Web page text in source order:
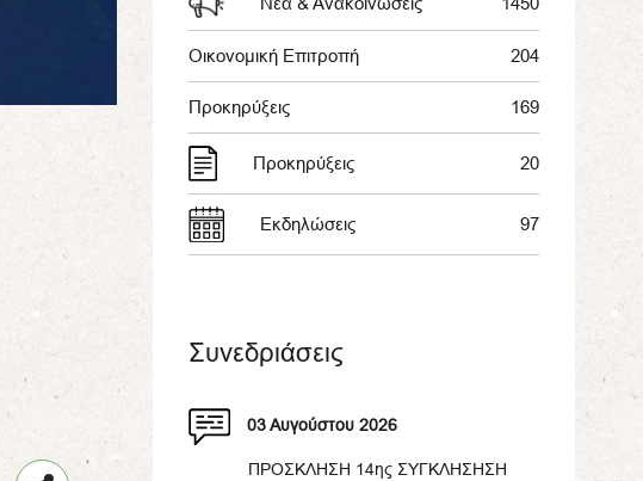
Οικονομική Επιτροπή 204
Προκηρύξεις 169
Προκηρύξεις 20
Εκδηλώσεις 97
Συνεδριάσεις
03 Αυγούστου 2026
ΠΡΟΣΚΛΗΣΗ 14ης ΣΥΓΚΛΗΣΗΣΗ